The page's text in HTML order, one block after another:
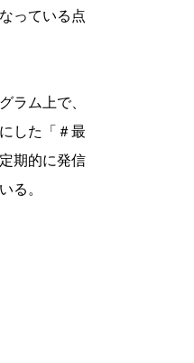
っている点
ラム上で、
した「＃最
期的に発信
る。